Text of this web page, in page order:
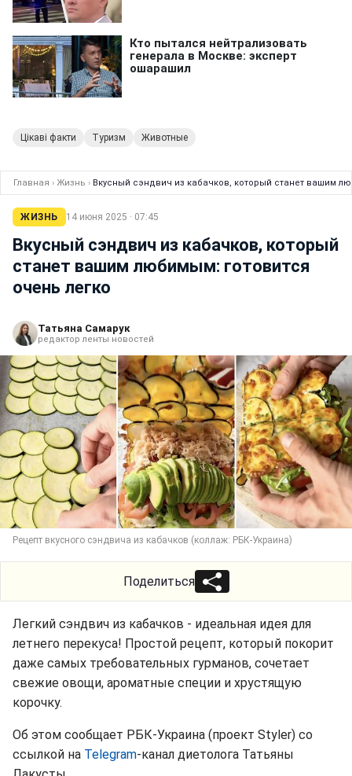
Цікаві факти Туризм Животные
Главная › Жизнь › Вкусный сэндвич из кабачков, который станет вашим
ЖИЗНЬ 14 июня 2025 · 07:45
Вкусный сэндвич из кабачков, который
станет вашим любимым: готовится
очень легко
Татьяна Самарук
редактор ленты новостей
Рецепт вкусного сэндвича из кабачков (коллаж: РБК-Украина)
Поделиться
Легкий сэндвич из кабачков - идеальная идея для
летнего перекуса! Простой рецепт, который покорит
даже самых требовательных гурманов, сочетает
свежие овощи, ароматные специи и хрустящую
корочку.
Об этом сообщает РБК-Украина (проект Styler) со
ссылкой на Telegram-канал диетолога Татьяны